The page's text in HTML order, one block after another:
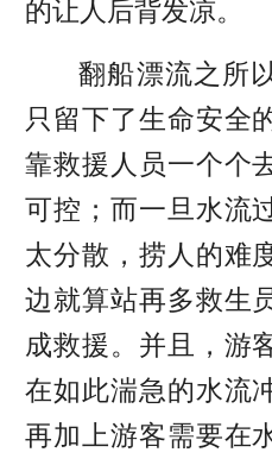
的让人后背发凉。
翻船漂流之所
只留下了生命安全
靠救援人员一个个
可控；而一旦水流
太分散，捞人的难
边就算站再多救生
成救援。并且，游
在如此湍急的水流
再加上游客需要在